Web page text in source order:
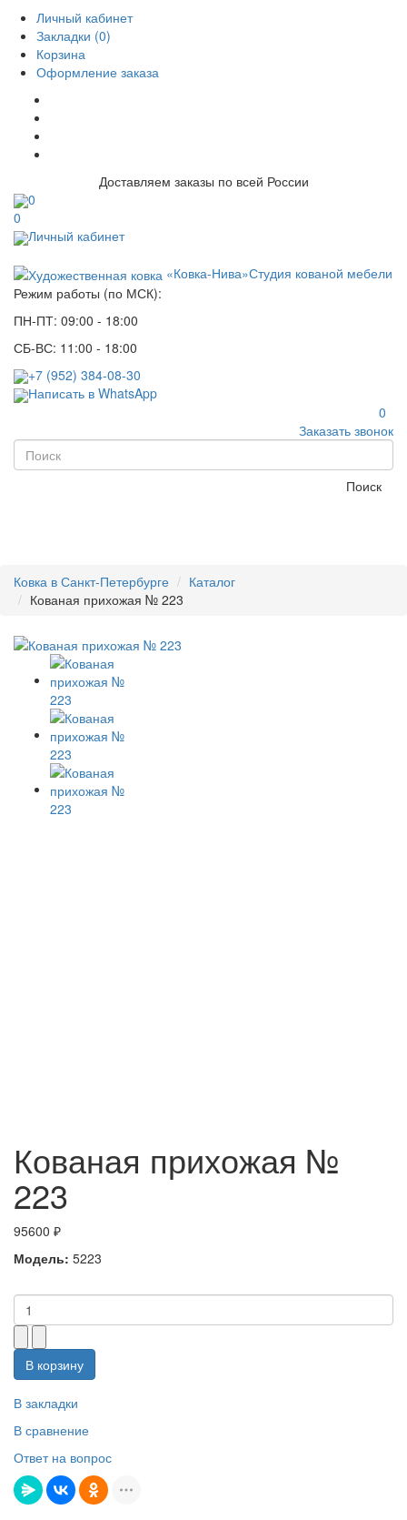
Личный кабинет
Закладки (0)
Корзина
Оформление заказа
Доставляем заказы по всей России
0
0
Личный кабинет
«Ковка-Нива»Студия кованой мебели
Режим работы (по МСК):
ПН-ПТ: 09:00 - 18:00
СБ-ВС: 11:00 - 18:00
+7 (952) 384-08-30
Написать в WhatsApp
0
Заказать звонок
Поиск
Ковка в Санкт-Петербурге
Каталог
Кованая прихожая № 223
Кованая прихожая №
223
95600 ₽
Модель: 5223
В корзину
В закладки
В сравнение
Ответ на вопрос